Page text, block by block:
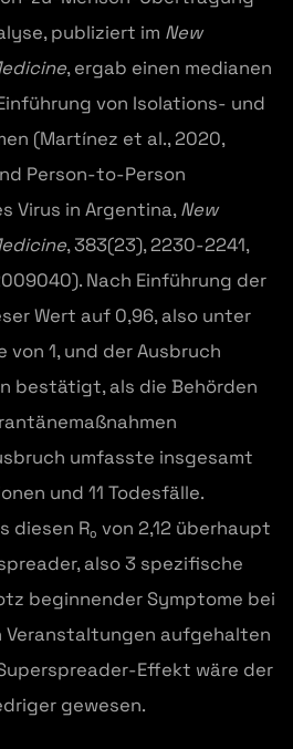
publiziert im New
, ergab einen medianen
von Isolations- und
(Martínez et al., 2020,
Person-to-Person
Virus in Argentina,New
, 383(23), 2230-2241,
Nach Einführung der
Wert auf 0,96, also unter
1, und der Ausbruch
bestätigt, als die Behörden
umfasste insgesamt
und 11 Todesfälle.
diesen R₀ von 2,12 überhaupt
also 3 spezifische
beginnender Symptome bei
aufgehalten
Effekt wäre der
gewesen.